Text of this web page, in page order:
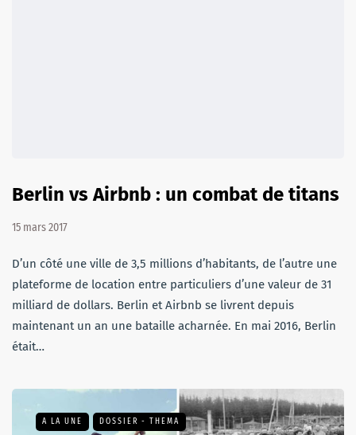
Berlin vs Airbnb : un combat de titans
15 mars 2017
D’un côté une ville de 3,5 millions d’habitants, de l’autre une
plateforme de location entre particuliers d’une valeur de 31
milliard de dollars. Berlin et Airbnb se livrent depuis
maintenant un an une bataille acharnée. En mai 2016, Berlin
était…
A LA UNE DOSSIER - THEMA